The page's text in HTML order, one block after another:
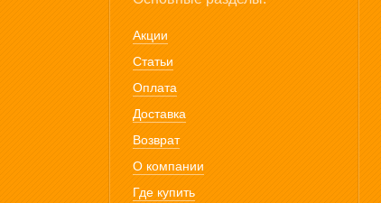
Акции
Статьи
Оплата
Доставка
Возврат
О компании
Где купить